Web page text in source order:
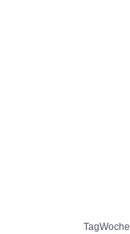
TagWoche